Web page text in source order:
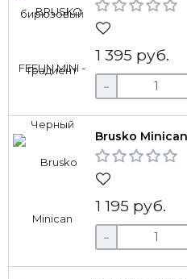
1 395 руб.
-
Brusko Minican
1 195 руб.
-